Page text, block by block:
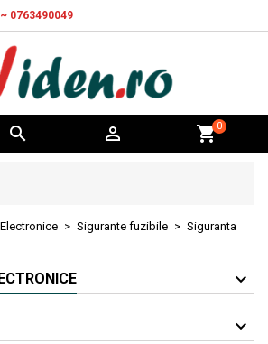
0763490049
  shopping_cart0
Sigurante fuzibile
Siguranta